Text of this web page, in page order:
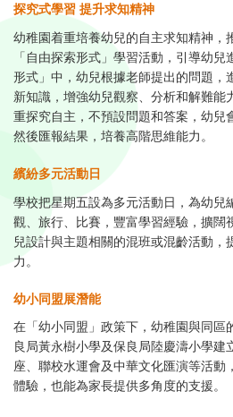
探究式學習 提升求知精神⁣
幼稚園着重培養幼兒的自主求知精神，
「自由探索形式」學習活動，引導幼
形式」中，幼兒根據老師提出的問題，
新知識，增強幼兒觀察、分析和解難能
重探究自主，不預設問題和答案，幼兒
然後匯報結果，培養高階思維能力。⁣
繽紛多元活動日⁣
學校把星期五設為多元活動日，為幼兒
觀、旅行、比賽，豐富學習經驗，擴闊
兒設計與主題相關的混班或混齡活動，
力。⁣
幼小同盟展潛能⁣
在「幼小同盟」政策下，幼稚園與同區
良局黃永樹小學及保良局陸慶濤小學建
座、聯校水運會及中華文化匯演等活動
體驗，也能為家長提供多角度的支援。 ⁣